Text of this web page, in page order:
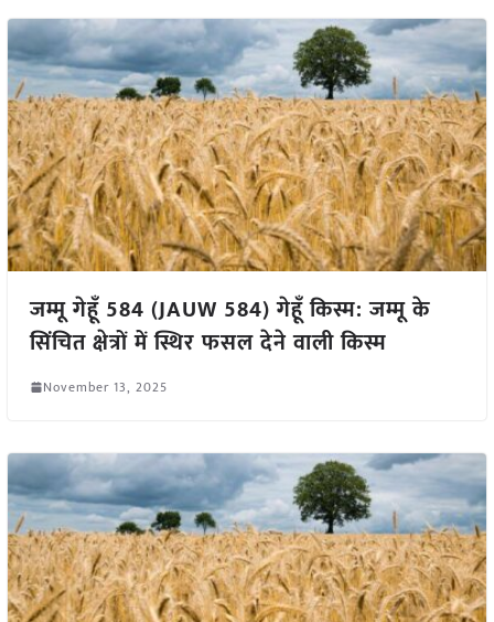
जम्मू गेहूँ 584 (JAUW 584) गेहूँ किस्म: जम्मू के
सिंचित क्षेत्रों में स्थिर फसल देने वाली किस्म
November 13, 2025